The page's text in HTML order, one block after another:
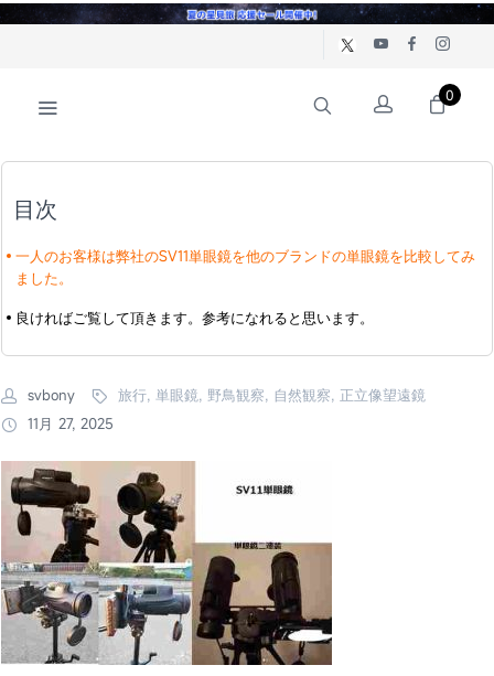
0
目次
一人のお客様は弊社のSV11単眼鏡を他のブランドの単眼鏡を比較してみ
ました。
良ければご覧して頂きます。参考になれると思います。
svbony
旅行, 単眼鏡, 野鳥観察, 自然観察, 正立像望遠鏡
11月 27, 2025